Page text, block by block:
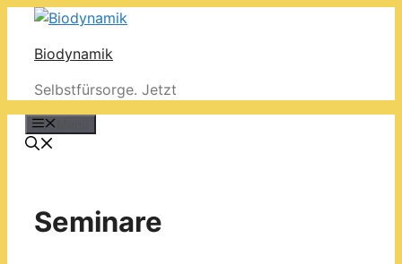
Zum
springen
Biodynamik
Selbstfürsorge. Jetzt
Seminare